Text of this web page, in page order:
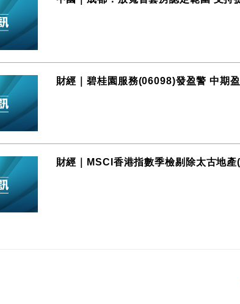
財經｜碧桂園服務(06098)發盈警 中期
財經｜MSCI香港指數季檢剔除太古地